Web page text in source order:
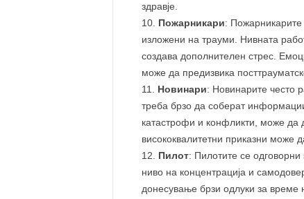
здравје.
Пожарникари: Пожарникарите
изложени на трауми. Нивната
создава дополнителен стрес.
може да предизвика
Новинари: Новинарите често
треба брзо да соберат
катастрофи и конфликти, може да
висококвалитетни приказни може
Пилот: Пилотите се
ниво на концентрација и
донесување брзи одлуки за време